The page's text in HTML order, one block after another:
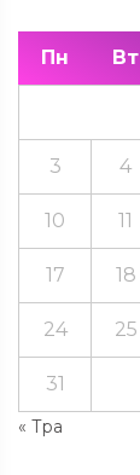
Пн Вт
« Тра
3 4
10 11
17 18
24 25
31